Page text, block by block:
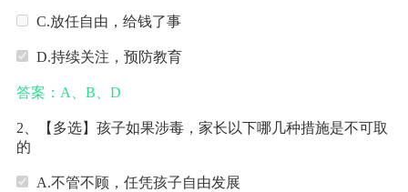
C.放任自由，给钱了事
D.持续关注，预防教育
答案：A、B、D
2、【多选】孩子如果涉毒，家长以下哪几种措施是不可取
的
A.不管不顾，任凭孩子自由发展